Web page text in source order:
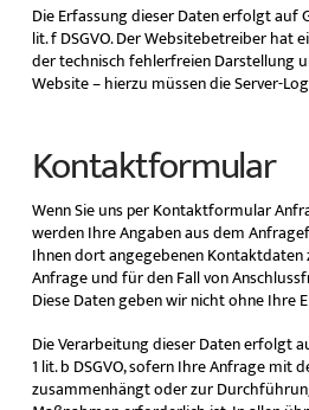
Die Erfassung dieser Daten erfolgt auf
lit. f DSGVO. Der Websitebetreiber hat
der technisch fehlerfreien Darstellung
Website – hierzu müssen die Server-
Kontaktformular
Wenn Sie uns per Kontaktformular
werden Ihre Angaben aus dem
Ihnen dort angegebenen
Anfrage und für den Fall von
Diese Daten geben wir nicht ohne Ihre
Die Verarbeitung dieser Daten erfolgt
1 lit. b DSGVO, sofern Ihre Anfrage mit
zusammenhängt oder zur